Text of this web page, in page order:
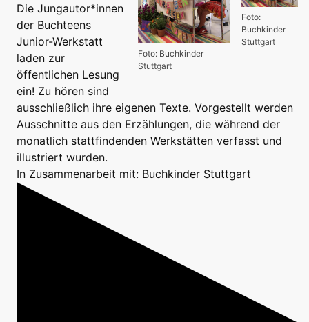
Foto:
Buchkinder
Stuttgart
Foto: Buchkinder
Stuttgart
Die Jungautor*innen
der Buchteens
Junior-Werkstatt
laden zur
öffentlichen Lesung
ein! Zu hören sind
ausschließlich ihre eigenen Texte. Vorgestellt werden
Ausschnitte aus den Erzählungen, die während der
monatlich stattfindenden Werkstätten verfasst und
illustriert wurden.
In Zusammenarbeit mit: Buchkinder Stuttgart